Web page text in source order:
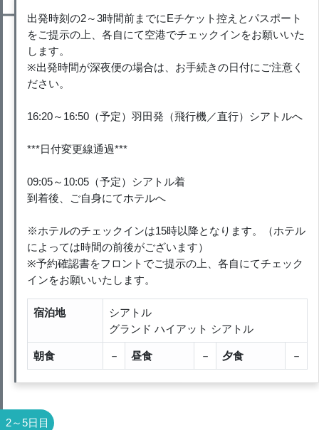
出発時刻の2～3時間前までにEチケット控えとパスポート
をご提示の上、各自にて空港でチェックインをお願いいた
します。
※出発時間が深夜便の場合は、お手続きの日付にご注意く
ださい。
16:20～16:50（予定）羽田発（飛行機／直行）シアトルへ
***日付変更線通過***
09:05～10:05（予定）シアトル着
到着後、ご自身にてホテルへ
※ホテルのチェックインは15時以降となります。（ホテル
によっては時間の前後がございます）
※予約確認書をフロントでご提示の上、各自にてチェック
インをお願いいたします。
宿泊地
シアトル
グランド ハイアット シアトル
朝食 － 昼食 － 夕食 －
2～5日目